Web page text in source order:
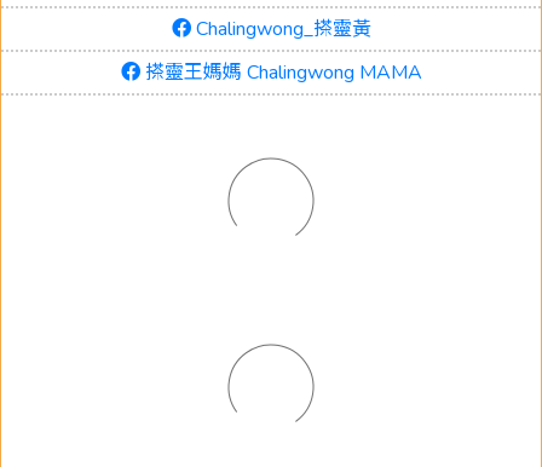
Chalingwong_搽靈黃
搽靈王媽媽 Chalingwong MAMA